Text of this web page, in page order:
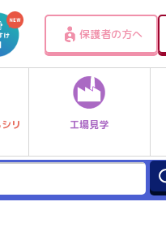
保護者の方へ
リ
工場見学